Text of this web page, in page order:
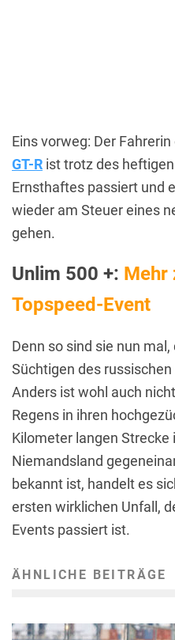
Eins vorweg: Der
GT-R ist trotz des
Ernsthaftes passiert und
wieder am Steuer eines
gehen.
Unlim 500 +: Mehr
Topspeed-Event
Denn so sind sie nun
Süchtigen des
Anders ist wohl auch
Regens in ihren
Kilometer langen Strecke
Niemandsland
bekannt ist, handelt es
ersten wirklichen Unfall,
Events passiert ist.
ÄHNLICHE BEITRÄGE